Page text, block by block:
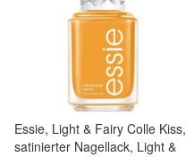
Essie, Light & Fairy Colle Kiss,
satinierter Nagellack, Light &